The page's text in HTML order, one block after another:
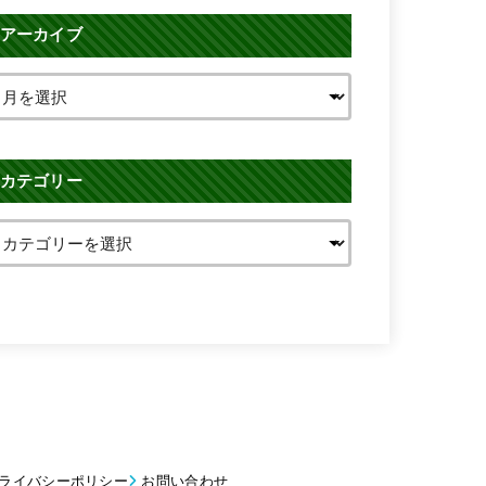
アーカイブ
カテゴリー
イバシーポリシー お問い合わせ